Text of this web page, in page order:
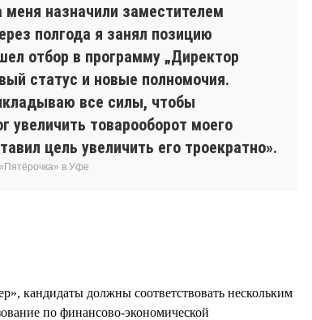
назначили заместителем
полгода я занял позицию
отбор в программу „Директор
статус и новые полномочия.
все силы, чтобы
увеличить товарооборот моего
цель увеличить его троекратно».
в Уфе
кандидаты должны соответствовать нескольким
по финансово-экономической